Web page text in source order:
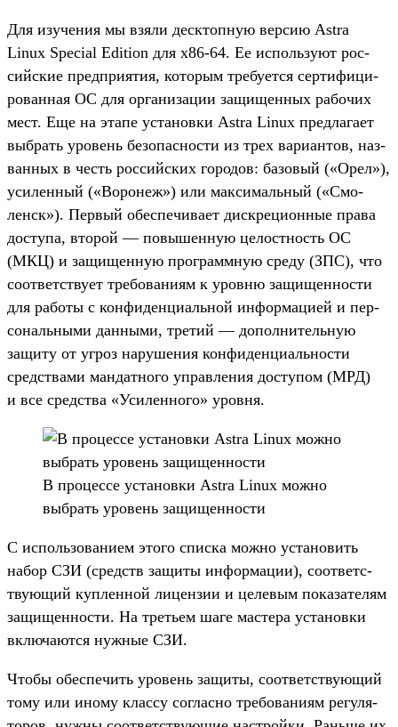
Для изу­чения мы взя­ли дес­ктоп­ную вер­сию Astra
Linux Special Edition для x86-64. Ее исполь­зуют рос­
сий­ские пред­при­ятия, которым тре­бует­ся сер­тифици­
рован­ная ОС для орга­низа­ции защищен­ных рабочих
мест. Еще на эта­пе уста­нов­ки Astra Linux пред­лага­ет
выб­рать уро­вень безопас­ности из трех вари­антов, наз­
ванных в честь рос­сий­ских городов: базовый («Орел»),
уси­лен­ный («Воронеж») или мак­сималь­ный («Смо­
ленск»). Пер­вый обес­печива­ет дис­кре­цион­ные пра­ва
дос­тупа, вто­рой — повышен­ную целос­тность ОС
(МКЦ) и защищен­ную прог­рам­мную сре­ду (ЗПС), что
соот­ветс­тву­ет тре­бова­ниям к уров­ню защищен­ности
для работы с кон­фиден­циаль­ной информа­цией и пер­
сональ­ными дан­ными, тре­тий — допол­нитель­ную
защиту от угроз наруше­ния кон­фиден­циаль­нос­ти
средс­тва­ми ман­датно­го управле­ния дос­тупом (МРД)
и все средс­тва «Уси­лен­ного» уров­ня.
В про­цес­се уста­нов­ки Astra Linux мож­но
выб­рать уро­вень защищен­ности
С исполь­зовани­ем это­го спис­ка мож­но уста­новить
набор СЗИ (средств защиты информа­ции), соот­ветс­
тву­ющий куп­ленной лицен­зии и целевым показа­телям
защищен­ности. На треть­ем шаге мас­тера уста­нов­ки
вклю­чают­ся нуж­ные СЗИ.
Что­бы обес­печить уро­вень защиты, соот­ветс­тву­ющий
тому или ино­му клас­су сог­ласно тре­бова­ниям регуля­